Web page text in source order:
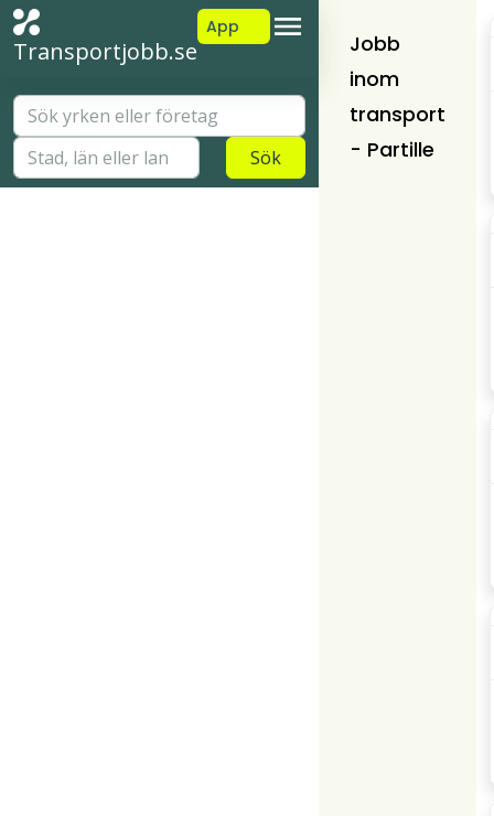
Transportjobb.se
App
Sök
Jobb
inom
transport
- Partille